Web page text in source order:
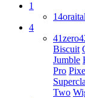
1
4
Biscuit
Jumble
Pro
Two